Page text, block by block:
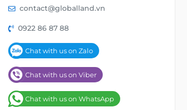
contact@globalland.vn
0922 86 87 88
Chat with us on Zalo
Chat with us on Viber
Chat with us on WhatsApp